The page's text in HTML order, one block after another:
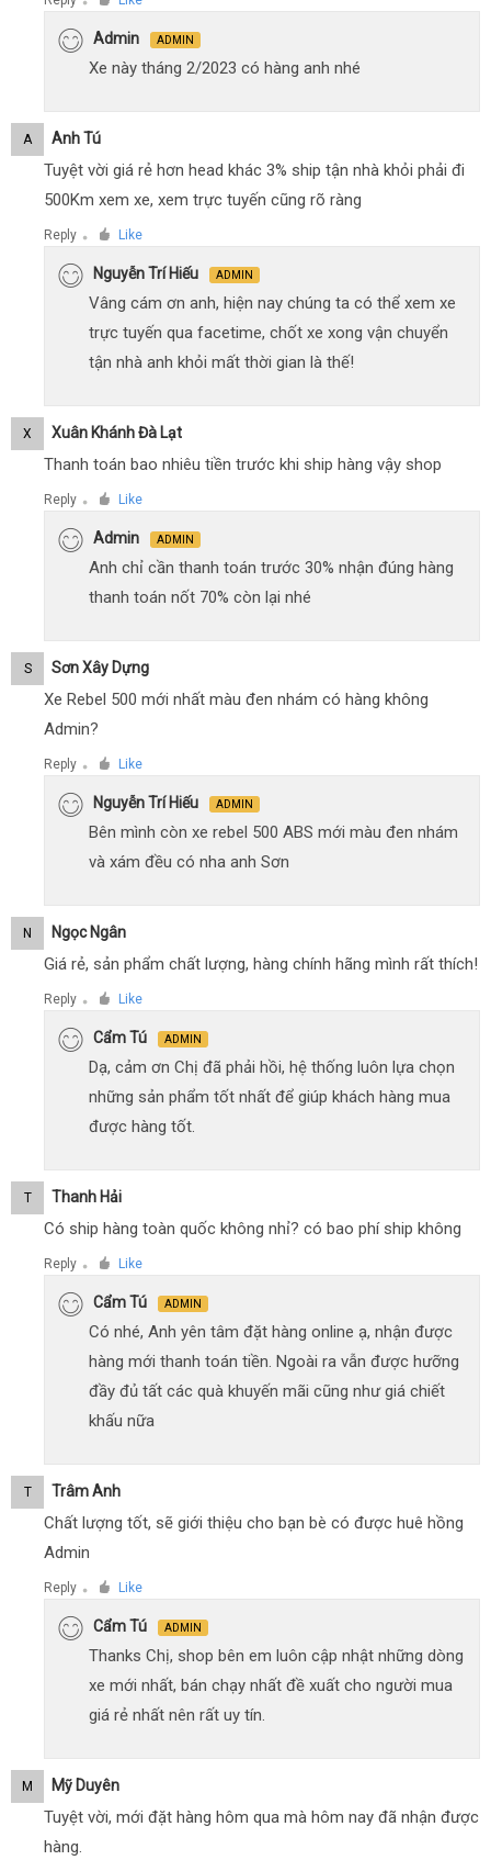
●
Admin ADMIN
Xe này tháng 2/2023 có hàng anh nhé
A Anh Tú
Tuyệt vời giá rẻ hơn head khác 3% ship tận nhà khỏi phải đi
500Km xem xe, xem trực tuyến cũng rõ ràng
Reply ● Like
Nguyễn Trí Hiếu ADMIN
Vâng cám ơn anh, hiện nay chúng ta có thể xem xe
trực tuyến qua facetime, chốt xe xong vận chuyển
tận nhà anh khỏi mất thời gian là thế!
X Xuân Khánh Đà Lạt
Thanh toán bao nhiêu tiền trước khi ship hàng vậy shop
Reply ● Like
Admin ADMIN
Anh chỉ cần thanh toán trước 30% nhận đúng hàng
thanh toán nốt 70% còn lại nhé
S Sơn Xây Dựng
Xe Rebel 500 mới nhất màu đen nhám có hàng không
Admin?
Reply ● Like
Nguyễn Trí Hiếu ADMIN
Bên mình còn xe rebel 500 ABS mới màu đen nhám
và xám đều có nha anh Sơn
N Ngọc Ngân
Giá rẻ, sản phẩm chất lượng, hàng chính hãng mình rất thích!
Reply ● Like
Cẩm Tú ADMIN
Dạ, cảm ơn Chị đã phải hồi, hệ thống luôn lựa chọn
những sản phẩm tốt nhất để giúp khách hàng mua
được hàng tốt.
T Thanh Hải
Có ship hàng toàn quốc không nhỉ? có bao phí ship không
Reply ● Like
Cẩm Tú ADMIN
Có nhé, Anh yên tâm đặt hàng online ạ, nhận được
hàng mới thanh toán tiền. Ngoài ra vẫn được hưỡng
đầy đủ tất các quà khuyến mãi cũng như giá chiết
khấu nữa
T Trâm Anh
Chất lượng tốt, sẽ giới thiệu cho bạn bè có được huê hồng
Admin
Reply ● Like
Cẩm Tú ADMIN
Thanks Chị, shop bên em luôn cập nhật những dòng
xe mới nhất, bán chạy nhất đề xuất cho người mua
giá rẻ nhất nên rất uy tín.
M Mỹ Duyên
Tuyệt vời, mới đặt hàng hôm qua mà hôm nay đã nhận được
hàng.